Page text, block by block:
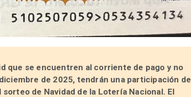
que se encuentren al corriente de pago y no
de 2025, tendrán una participación de
sorteo de Navidad de la Lotería Nacional. El